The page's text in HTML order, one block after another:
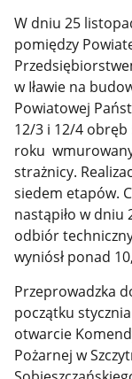
W dniu 25
pomiędzy
w Iławie na
Powiatowej
12/3 i 12/4 obręb
roku
strażnicy.
siedem etapów.
nastąpiło w dniu
odbiór
wyniósł ponad
Przeprowadzka
początku
otwarcie
Pożarnej w